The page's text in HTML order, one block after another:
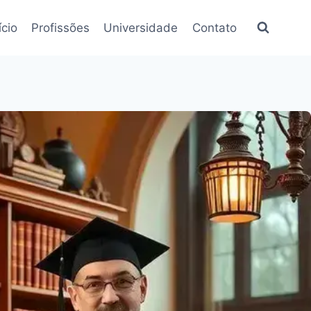
Profissões Universidade Contato